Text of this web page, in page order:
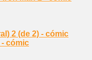
2 (de 2) - cómic
- cómic